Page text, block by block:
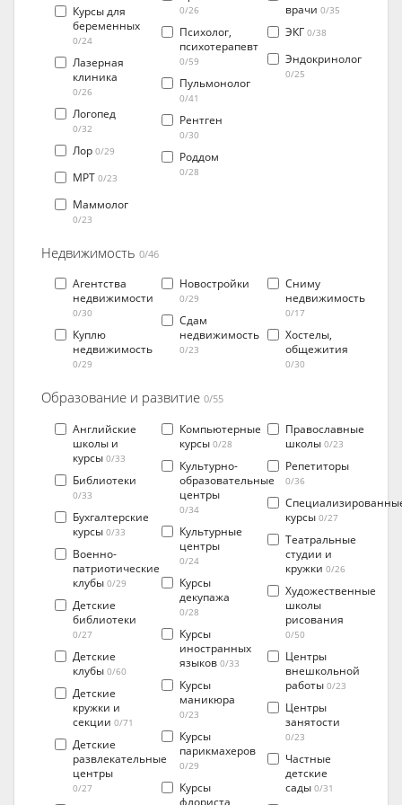
Курсы для
беременных
0/24
Лазерная
клиника
0/26
Логопед
0/32
Лор 0/29
МРТ 0/23
Маммолог
0/23
0/26
Психолог,
психотерапевт
0/59
Пульмонолог
0/41
Рентген
0/30
Роддом
0/28
врачи0/35
ЭКГ0/38
Эндокринолог
0/25
Недвижимость 0/46
Агентства
недвижимости
0/30
Куплю
недвижимость
0/29
Новостройки
0/29
Сдам
недвижимость
0/23
Сниму
недвижимость
0/17
Хостелы,
общежития
0/30
Образование и развитие 0/55
Английские
школы и
курсы 0/33
Библиотеки
0/33
Бухгалтерские
курсы 0/33
Военно-
патриотические
клубы 0/29
Детские
библиотеки
0/27
Детские
клубы 0/60
Детские
кружки и
секции 0/71
Детские
развлекательные
центры
0/27
Компьютерные
курсы 0/28
Культурно-
образовательные
центры
0/34
Культурные
центры
0/24
Курсы
декупажа
0/28
Курсы
иностранных
языков 0/33
Курсы
маникюра
0/23
Курсы
парикмахеров
0/29
Курсы
флориста
Православные
школы0/23
Репетиторы
0/36
курсы0/27
Театральные
студии и
кружки0/26
Художественные
школы
рисования
0/50
Центры
внешкольной
работы0/23
Центры
занятости
0/23
Частные
детские
сады0/31